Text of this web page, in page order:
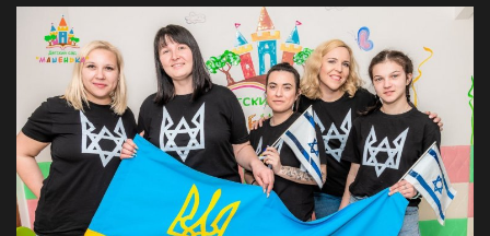
Правила для блогерів
Суспільство
Галерея
Політика